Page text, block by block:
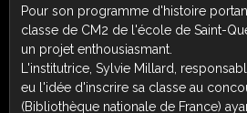
Pour son programme d'histoire
classe de CM2 de l'école de Saint-
un projet enthousiasmant.
L'institutrice, Sylvie Millard,
eu l'idée d'inscrire sa classe au
(Bibliothèque nationale de France)